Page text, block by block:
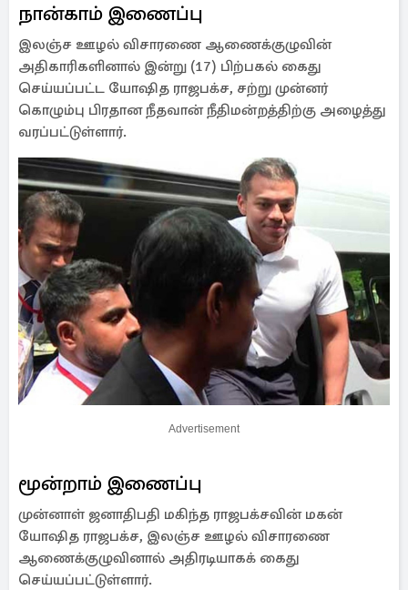
நான்காம் இணைப்பு
இலஞ்ச ஊழல் விசாரணை ஆணைக்குழுவின்
அதிகாரிகளினால் இன்று (17) பிற்பகல் கைது
செய்யப்பட்ட யோஷித ராஜபக்ச, சற்று முன்னர்
கொழும்பு பிரதான நீதவான் நீதிமன்றத்திற்கு அழைத்து
வரப்பட்டுள்ளார்.
Advertisement
மூன்றாம் இணைப்பு
முன்னாள் ஜனாதிபதி மகிந்த ராஜபக்சவின் மகன்
யோஷித ராஜபக்ச, இலஞ்ச ஊழல் விசாரணை
ஆணைக்குழுவினால் அதிரடியாகக் கைது
செய்யப்பட்டுள்ளார்.